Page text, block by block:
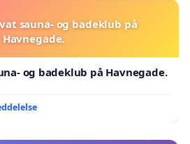
sauna- og badeklub på
Havnegade.
og badeklub på Havnegade.